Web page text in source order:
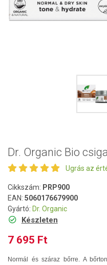
Dr. Organic Bio
Ugrás az
Cikkszám: PRP900
EAN: 5060176679900
Gyártó: Dr. Organic
Készleten
7 695 Ft
Normál és száraz bőrre. A